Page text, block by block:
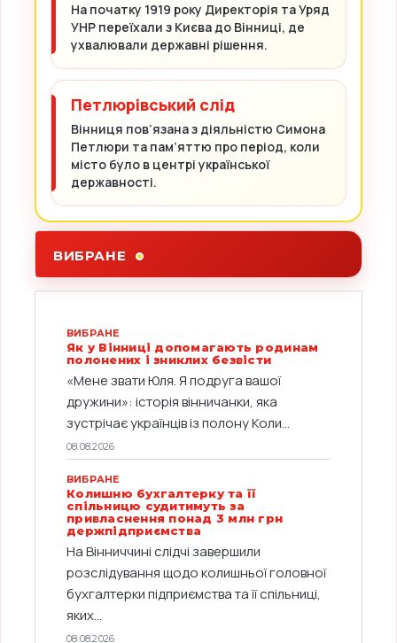
На початку 1919 року Директорія та Уряд
УНР переїхали з Києва до Вінниці, де
ухвалювали державні рішення.
Петлюрівський слід
Вінниця пов’язана з діяльністю Симона
Петлюри та пам’яттю про період, коли
місто було в центрі української
державності.
ВИБРАНЕ
ВИБРАНЕ
Як у Вінниці допомагають родинам
полонених і зниклих безвісти
«Мене звати Юля. Я подруга вашої
дружини»: історія вінничанки, яка
зустрічає українців із полону Коли...
08.08.2026
ВИБРАНЕ
Колишню бухгалтерку та її
спільницю судитимуть за
привласнення понад 3 млн грн
держпідприємства
На Вінниччині слідчі завершили
розслідування щодо колишньої головної
бухгалтерки підприємства та її спільниці,
яких...
08.08.2026